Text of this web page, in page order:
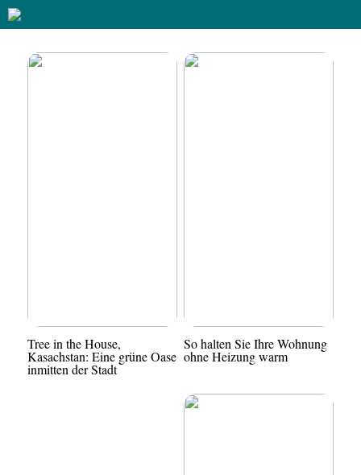
Tree in the House,
Kasachstan: Eine grüne Oase
inmitten der Stadt
So halten Sie Ihre Wohnung
ohne Heizung warm